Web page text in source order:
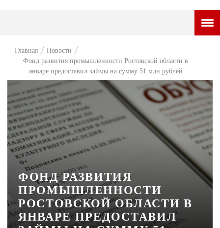
НОВОСТИ
ВОПРОС НЕДЕЛИ
ПРЕМЬЕРА
ТАМ И ТУТ
СТИЛЬ ЖИЗНИ
ЧЕЛОВЕК ОСОБЕННЫЙ
КУЛЬТ ЕДЫ
АФИША
Главная
Новости
Фонд развития промышленности Ростовской области в
январе предоставил займы на сумму 51 млн рублей
ФОНД РАЗВИТИЯ
ПРОМЫШЛЕННОСТИ
РОСТОВСКОЙ ОБЛАСТИ В
ЯНВАРЕ ПРЕДОСТАВИЛ